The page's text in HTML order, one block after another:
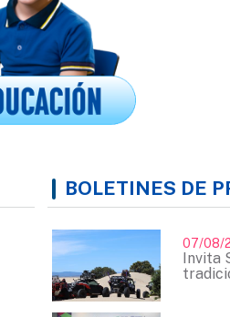
BOLETINES DE
07/08/
Invita